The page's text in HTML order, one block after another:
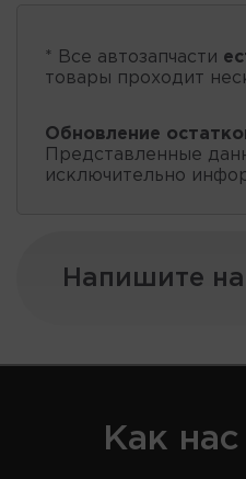
* Все автозапчасти
товары проходит
Обновление
Представленные
исключительно
Напишите
Как